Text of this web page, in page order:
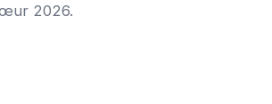
2026.